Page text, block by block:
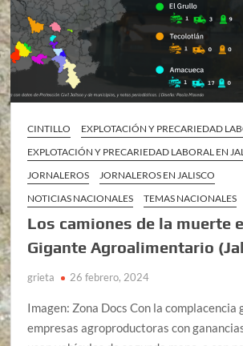
CINTILLO
EXPLOTACIÓN Y PRECARIEDAD
EXPLOTACIÓN Y PRECARIEDAD LABORAL EN
JORNALEROS
JORNALEROS EN JALISCO
NOTICIAS NACIONALES
TEMAS NACIONALES
Los camiones de la muerte
Gigante Agroalimentario
grieta 26 febrero, 2024
Imagen: Zona Docs Con la complacencia
empresas agroproductoras con